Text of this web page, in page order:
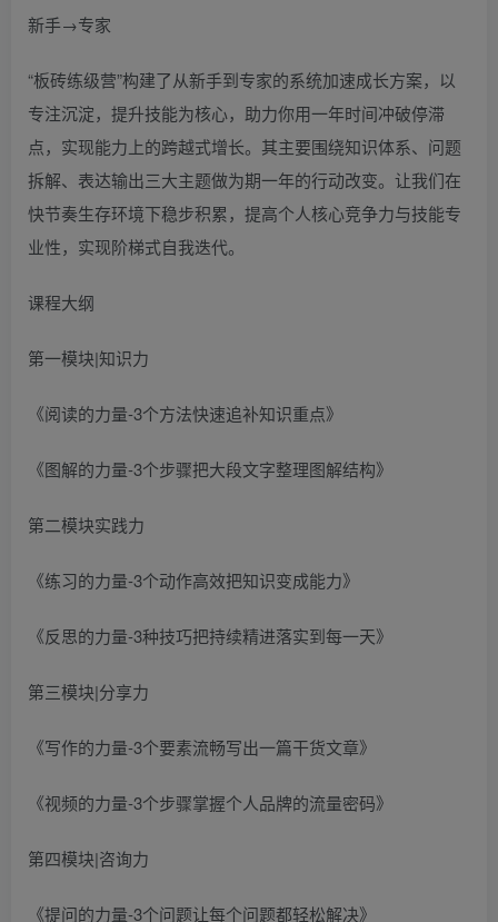
新手→专家
“板砖练级营”构建了从新手到专家的系统加速成长方案，以
专注沉淀，提升技能为核心，助力你用一年时间冲破停滞
点，实现能力上的跨越式增长。其主要围绕知识体系、问题
拆解、表达输出三大主题做为期一年的行动改变。让我们在
快节奏生存环境下稳步积累，提高个人核心竞争力与技能专
业性，实现阶梯式自我迭代。
课程大纲
第一模块|知识力
《阅读的力量-3个方法快速追补知识重点》
《图解的力量-3个步骤把大段文字整理图解结构》
第二模块实践力
《练习的力量-3个动作高效把知识变成能力》
《反思的力量-3种技巧把持续精进落实到每一天》
第三模块|分享力
《写作的力量-3个要素流畅写出一篇干货文章》
《视频的力量-3个步骤掌握个人品牌的流量密码》
第四模块|咨询力
《提问的力量-3个问题让每个问题都轻松解决》